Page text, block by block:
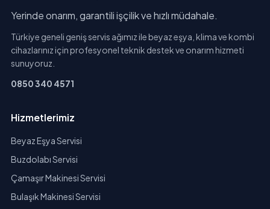
Yerinde onarım, garantili işçilik ve hızlı müdahale.
Türkiye geneli geniş servis ağımız ile beyaz eşya, klima ve kombi
cihazlarınız için profesyonel teknik destek ve onarım hizmeti
sunuyoruz.
0850 340 4571
Hizmetlerimiz
Beyaz Eşya Servisi
Buzdolabı Servisi
Çamaşır Makinesi Servisi
Bulaşık Makinesi Servisi